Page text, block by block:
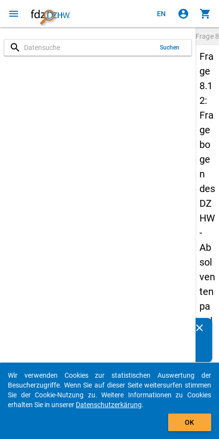
menu EN account_circle shopping_cart
search Suchen
Frage
Fra
ge
8.1
2:
Fra
ge
bo
ge
n
des
DZ
HW
-
Ab
sol
ven
ten
pa
nel
05
-
zw
clear
auto_stories
add_shopping_cart
Wir verwenden Cookies zur statistischen Auswertung der
Besucherzugriffe. Wenn Sie auf dieser Seite weitersurfen stimmen
Sie der Cookie-Nutzung zu. Weitere Informationen zu Cookies
erhalten Sie in unserer Datenschutzerkärung.
OK